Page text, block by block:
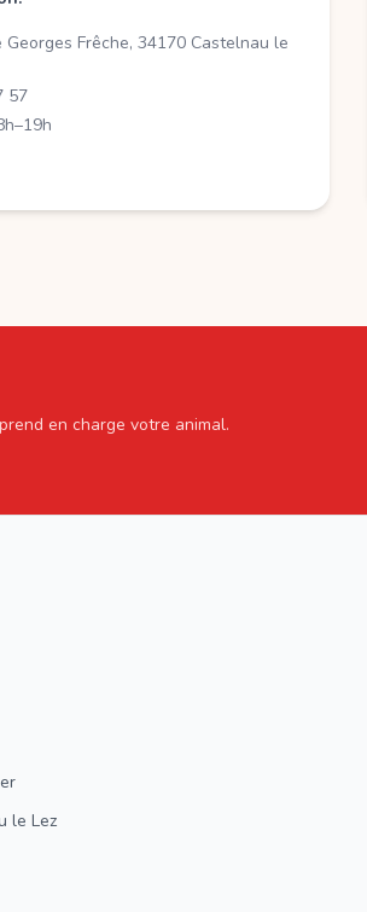
Georges Frêche, 34170 Castelnau le
57
en charge votre animal.
le Lez